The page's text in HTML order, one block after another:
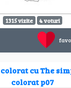
1315 vizite 4 voturi
cu The
colorat p07